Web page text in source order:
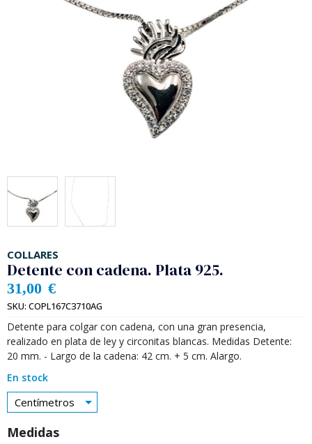
COLLARES
Detente con cadena. Plata 925.
31,00 €
SKU: COPL167C3710AG
Detente para colgar con cadena, con una gran presencia,
realizado en plata de ley y circonitas blancas. Medidas Detente:
20 mm. - Largo de la cadena: 42 cm. + 5 cm. Alargo.
En stock
Centímetros
Medidas